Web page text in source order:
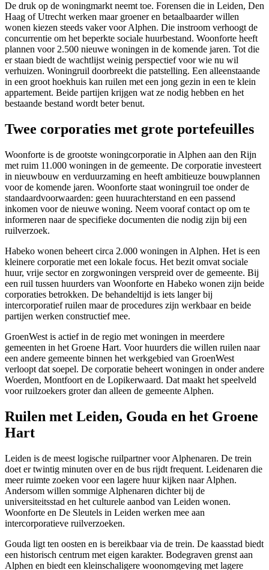
De druk op de woningmarkt neemt toe. Forensen die in Leiden, Den
Haag ofUtrecht werken maar groener en betaalbaarder willen
wonen kiezen steeds vaker voor Alphen. Die instroom verhoogt de
concurrentie om het beperkte sociale huurbestand. Woonforte heeft
plannen voor 2.500 nieuwe woningen in de komende jaren. Tot die
er staan biedt de wachtlijst weinig perspectief voor wie nu wil
verhuizen. Woningruil doorbreekt die patstelling. Een alleenstaande
in een groot hoekhuis kan ruilen met een jong gezin in een te klein
appartement. Beide partijen krijgen wat ze nodig hebben en het
bestaande bestand wordt beter benut.
Twee corporaties met grote portefeuilles
Woonforte is de grootste woningcorporatie in Alphen aan den Rijn
met ruim 11.000 woningen in de gemeente. De corporatie investeert
in nieuwbouw en verduurzaming en heeft ambitieuze bouwplannen
voor de komende jaren. Woonforte staat woningruil toe onder de
standaardvoorwaarden: geen huurachterstand en een passend
inkomen voor de nieuwe woning. Neem vooraf contact op om te
informeren naar de specifieke documenten die nodig zijn bij een
ruilverzoek.
Habeko wonen beheert circa 2.000 woningen in Alphen. Het is een
kleinere corporatie met een lokale focus. Het bezit omvat sociale
huur, vrije sector en zorgwoningen verspreid over de gemeente. Bij
een ruil tussen huurders van Woonforte en Habeko wonen zijn beide
corporaties betrokken. De behandeltijd is iets langer bij
intercorporatief ruilen maar de procedures zijn werkbaar en beide
partijen werken constructief mee.
GroenWest is actief in de regio met woningen in meerdere
gemeenten in het Groene Hart. Voor huurders die willen ruilen naar
een andere gemeente binnen het werkgebied van GroenWest
verloopt dat soepel. De corporatie beheert woningen in onder andere
Woerden, Montfoort en de Lopikerwaard. Dat maakt het speelveld
voor ruilzoekers groter dan alleen de gemeente Alphen.
Ruilen met Leiden, Gouda en het Groene
Hart
Leiden is de meest logische ruilpartner voor Alphenaren. De trein
doet er twintig minuten over en de bus rijdt frequent. Leidenaren die
meer ruimte zoeken voor een lagere huur kijken naar Alphen.
Andersom willen sommige Alphenaren dichter bij de
universiteitsstad en het culturele aanbod van Leiden wonen.
Woonforte en De Sleutels in Leiden werken mee aan
intercorporatieve ruilverzoeken.
Gouda ligt ten oosten en is bereikbaar via de trein. De kaasstad biedt
een historisch centrum met eigen karakter. Bodegraven grenst aan
Alphen en biedt een kleinschaligere woonomgeving met lagere